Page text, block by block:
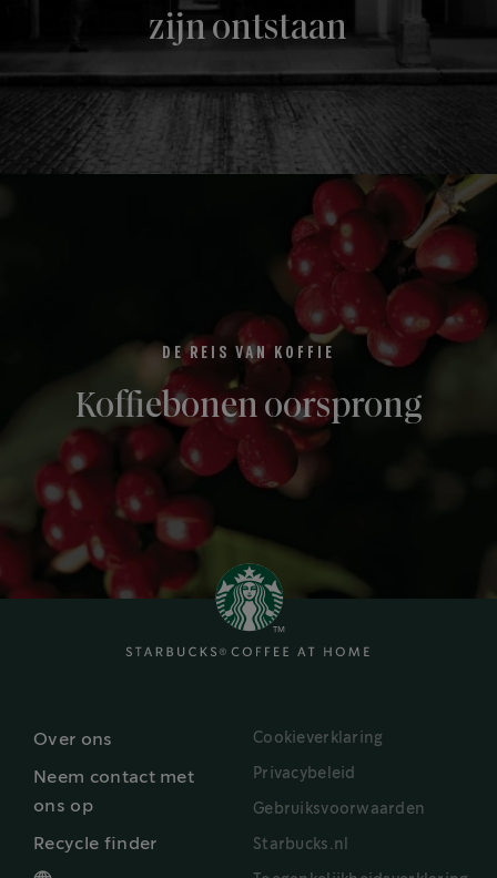
zijn ontstaan
DE REIS VAN KOFFIE
Koffiebonen oorsprong
Over ons
Neem contact met
ons op
Recycle finder
Cookieverklaring
Privacybeleid
Gebruiksvoorwaarden
Starbucks.nl